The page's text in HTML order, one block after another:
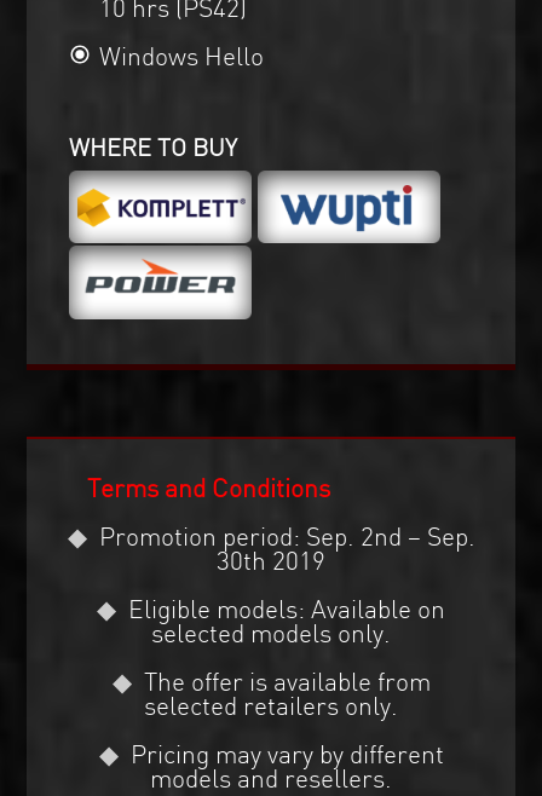
Windows Hello
WHERE TO BUY
Terms and Conditions
Promotion period: Sep. 2nd – Sep.
30th 2019
Eligible models: Available on
selected models only.
The offer is available from
selected retailers only.
Pricing may vary by different
models and resellers.